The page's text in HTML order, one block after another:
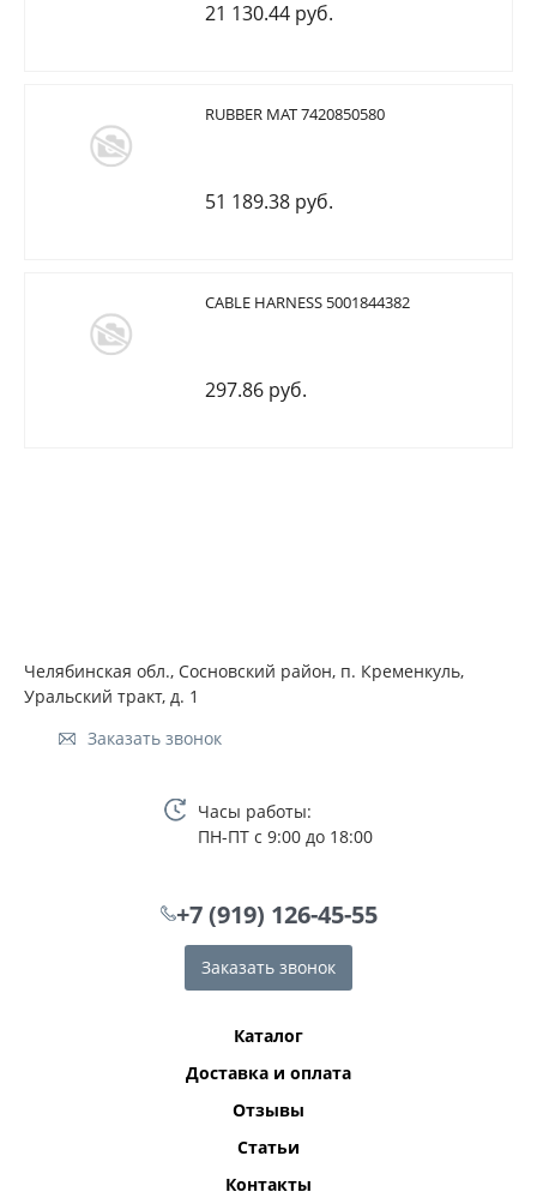
21 130.44 руб.
RUBBER MAT 7420850580
51 189.38 руб.
CABLE HARNESS 5001844382
297.86 руб.
Челябинская обл., Сосновский район, п. Кременкуль,
Уральский тракт, д. 1
Заказать звонок
Часы работы:
ПН-ПТ с 9:00 до 18:00
+7 (919) 126-45-55
Заказать звонок
Каталог
Доставка и оплата
Отзывы
Статьи
Контакты